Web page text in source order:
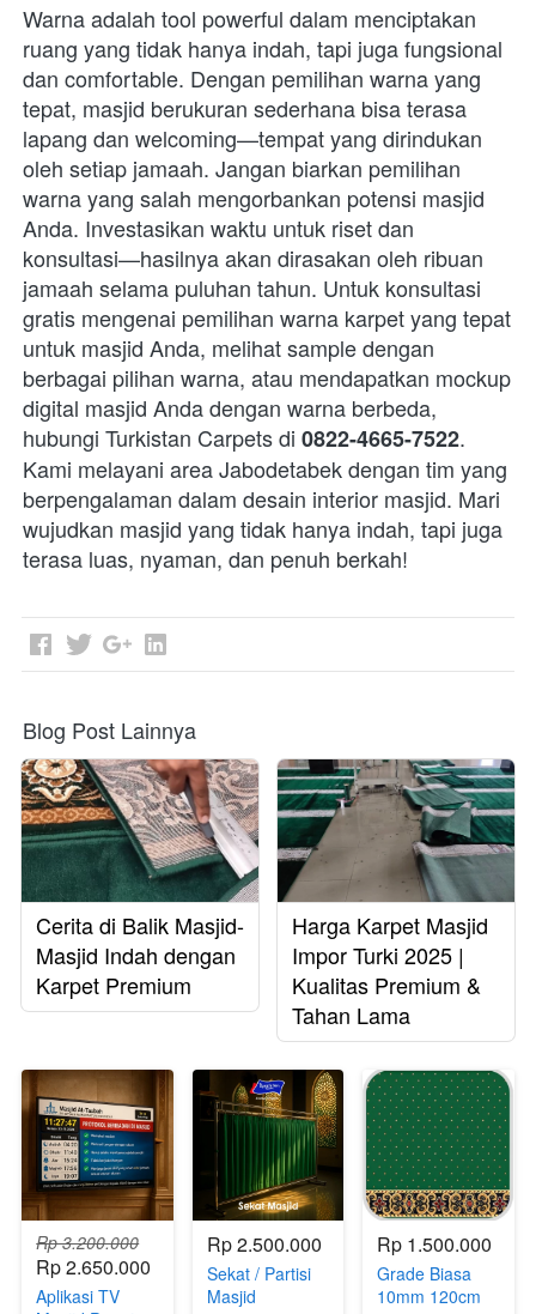
Warna adalah tool powerful dalam menciptakan
ruang yang tidak hanya indah, tapi juga fungsional
dan comfortable. Dengan pemilihan warna yang
tepat, masjid berukuran sederhana bisa terasa
lapang dan welcoming—tempat yang dirindukan
oleh setiap jamaah. Jangan biarkan pemilihan
warna yang salah mengorbankan potensi masjid
Anda. Investasikan waktu untuk riset dan
konsultasi—hasilnya akan dirasakan oleh ribuan
jamaah selama puluhan tahun. Untuk konsultasi
gratis mengenai pemilihan warna karpet yang tepat
untuk masjid Anda, melihat sample dengan
berbagai pilihan warna, atau mendapatkan mockup
digital masjid Anda dengan warna berbeda,
hubungi Turkistan Carpets di 0822-4665-7522.
Kami melayani area Jabodetabek dengan tim yang
berpengalaman dalam desain interior masjid. Mari
wujudkan masjid yang tidak hanya indah, tapi juga
terasa luas, nyaman, dan penuh berkah!
Blog Post Lainnya
Cerita di Balik Masjid-
Masjid Indah dengan
Karpet Premium
Harga Karpet Masjid
Impor Turki 2025 |
Kualitas Premium &
Tahan Lama
Rp 3.200.000
Rp 2.650.000
Aplikasi TV
Rp 2.500.000
Sekat / Partisi
Masjid
Rp 1.500.000
Grade Biasa
10mm 120cm